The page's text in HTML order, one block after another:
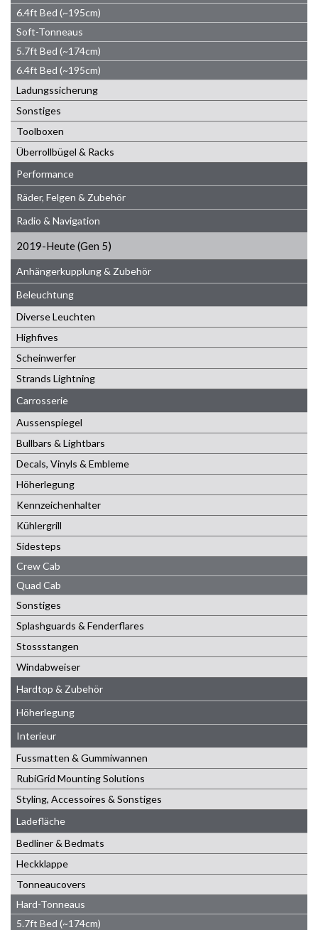
6.4ft Bed (~195cm)
Soft-Tonneaus
5.7ft Bed (~174cm)
6.4ft Bed (~195cm)
Ladungssicherung
Sonstiges
Toolboxen
Überrollbügel & Racks
Performance
Räder, Felgen & Zubehör
Radio & Navigation
2019-Heute (Gen 5)
Anhängerkupplung & Zubehör
Beleuchtung
Diverse Leuchten
Highfives
Scheinwerfer
Strands Lightning
Carrosserie
Aussenspiegel
Bullbars & Lightbars
Decals, Vinyls & Embleme
Höherlegung
Kennzeichenhalter
Kühlergrill
Sidesteps
Crew Cab
Quad Cab
Sonstiges
Splashguards & Fenderflares
Stossstangen
Windabweiser
Hardtop & Zubehör
Höherlegung
Interieur
Fussmatten & Gummiwannen
RubiGrid Mounting Solutions
Styling, Accessoires & Sonstiges
Ladefläche
Bedliner & Bedmats
Heckklappe
Tonneaucovers
Hard-Tonneaus
5.7ft Bed (~174cm)